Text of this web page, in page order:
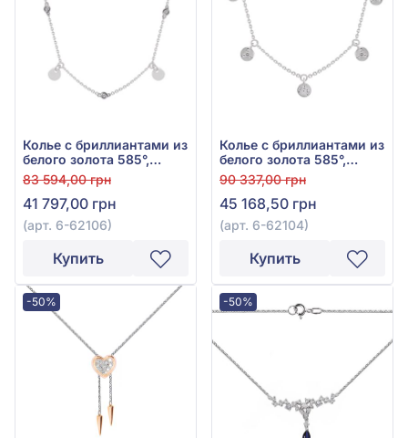
Колье с бриллиантами из
белого золота 585°,
бриллиант 0,07ct, арт. 6-
62106
83 594,00 грн
41 797,00 грн
(арт. 6-62106)
Купить
Колье с бриллиантами из
белого золота 585°,
бриллиант 0,15ct, арт. 6-
62104
90 337,00 грн
45 168,50 грн
(арт. 6-62104)
Купить
-50% -50%